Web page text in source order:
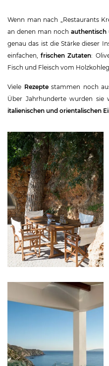
Wenn man nach „Restaurants
an denen man noch authentisch
genau das ist die Stärke dieser
einfachen,frischen Zutaten:
Fisch und Fleisch vom
Viele Rezeptestammen noch
Über Jahrhunderte wurden sie
italienischen und orientalischen